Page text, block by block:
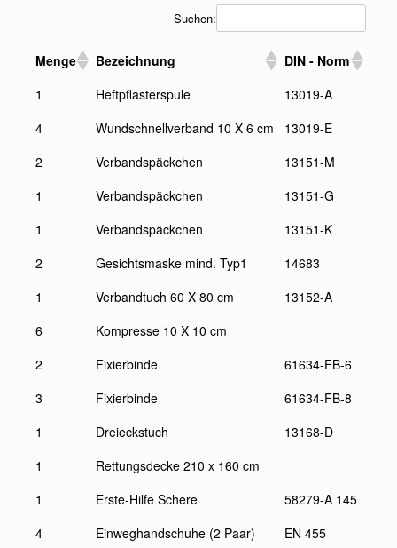
Suchen:
Menge Bezeichnung
DIN - Norm
1
Heftpflasterspule
13019-A
4
Wundschnellverband 10 X 6 cm
13019-E
2
Verbandspäckchen
13151-M
1
Verbandspäckchen
13151-G
1
Verbandspäckchen
13151-K
2
Gesichtsmaske mind. Typ1
14683
1
Verbandtuch 60 X 80 cm
13152-A
6
Kompresse 10 X 10 cm
2
Fixierbinde
61634-FB-6
3
Fixierbinde
61634-FB-8
1
Dreieckstuch
13168-D
1
Rettungsdecke 210 x 160 cm
1
Erste-Hilfe Schere
58279-A 145
4
Einweghandschuhe (2 Paar)
EN 455